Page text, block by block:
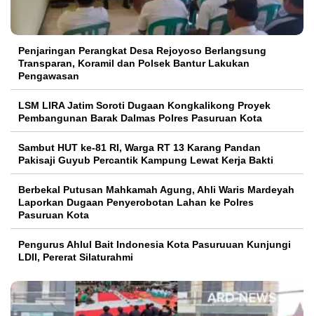
Penjaringan Perangkat Desa Rejoyoso Berlangsung
Transparan, Koramil dan Polsek Bantur Lakukan
Pengawasan
LSM LIRA Jatim Soroti Dugaan Kongkalikong Proyek
Pembangunan Barak Dalmas Polres Pasuruan Kota
Sambut HUT ke-81 RI, Warga RT 13 Karang Pandan
Pakisaji Guyub Percantik Kampung Lewat Kerja Bakti
Berbekal Putusan Mahkamah Agung, Ahli Waris Mardeyah
Laporkan Dugaan Penyerobotan Lahan ke Polres
Pasuruan Kota
Pengurus Ahlul Bait Indonesia Kota Pasuruuan Kunjungi
LDII, Pererat Silaturahmi